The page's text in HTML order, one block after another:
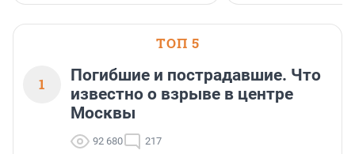
ТОП 5
1
Погибшие и пострадавшие. Что
известно о взрыве в центре
Москвы
92 680 217